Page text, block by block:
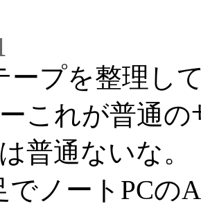
ープを整理し
これが普通
普通ないな。
でノートPCの